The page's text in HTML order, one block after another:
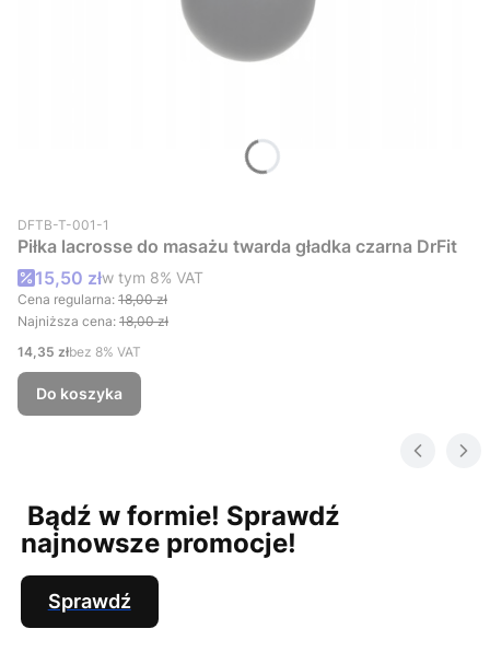
Kod produktu
DFTB-T-001-1
Piłka lacrosse do masażu twarda gładka czarna DrFit
Cena promocyjna brutto
15,50 złw tym %s VAT
w tym 8% VAT
Cena regularna: 18,00 zł
Najniższa cena: 18,00 zł
Cena netto
14,35 złbez 8% VAT
Do koszyka
Bądź w formie! Sprawdź
najnowsze promocje!
Sprawdź